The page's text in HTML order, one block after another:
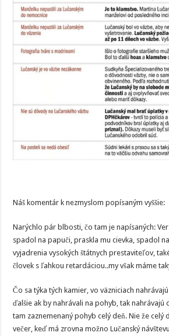
Náš komentár k nezmyslom popísaným vyššie:
Narýchlo pár blbosti, čo tam je napísaných:
spadol na papuči, praskla mu cievka, spadol
vyjadrenia vysokých štátnych prestaviteľov,
človek s ľahkou retardáciou..my však máme
Čo sa týka tých kamier, vo väzniciach
ďalšie ak by nahrávali na pohyb, tak nahrávajú
tam zaznemenaný pohyb celý deň. Nie že celý
večer, keď má zrovna možno Lučanský